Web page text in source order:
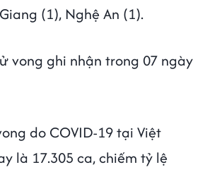
(1), Nghệ An (1).
vong ghi nhận trong 07 ngày
do COVID-19 tại Việt
là 17.305 ca, chiếm tỷ lệ